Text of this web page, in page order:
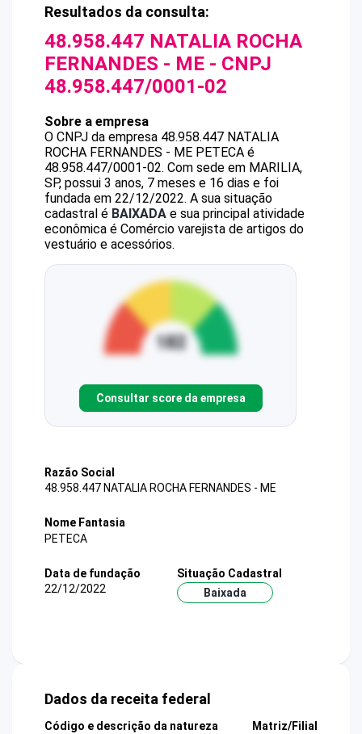
Resultados da consulta:
48.958.447 NATALIA ROCHA
FERNANDES - ME - CNPJ
48.958.447/0001-02
Sobre a empresa
O CNPJ da empresa 48.958.447 NATALIA
ROCHA FERNANDES - ME PETECA é
48.958.447/0001-02. Com sede em MARILIA,
SP, possui 3 anos, 7 meses e 16 dias e foi
fundada em 22/12/2022. A sua situação
cadastral é BAIXADA e sua principal atividade
econômica é Comércio varejista de artigos do
vestuário e acessórios.
Consultar score da empresa
Razão Social
48.958.447 NATALIA ROCHA FERNANDES - ME
Nome Fantasia
PETECA
Data de fundação
22/12/2022
Situação Cadastral
Baixada
Dados da receita federal
Código e descrição da natureza
Matriz/Filial